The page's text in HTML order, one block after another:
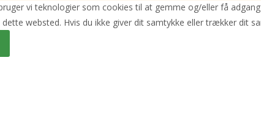
vi teknologier som cookies til at gemme og/eller få
websted. Hvis du ikke giver dit samtykke eller trækker dit